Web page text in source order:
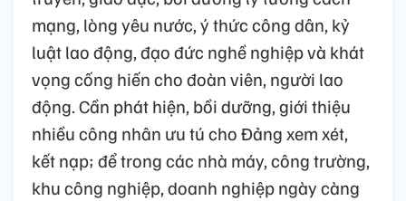
mạng, lòng yêu nước, ý thức công dân, kỷ
luật lao động, đạo đức nghề nghiệp và khát
vọng cống hiến cho đoàn viên, người lao
động. Cần phát hiện, bồi dưỡng, giới thiệu
nhiều công nhân ưu tú cho Đảng xem xét,
kết nạp; để trong các nhà máy, công trường,
khu công nghiệp, doanh nghiệp ngày càng